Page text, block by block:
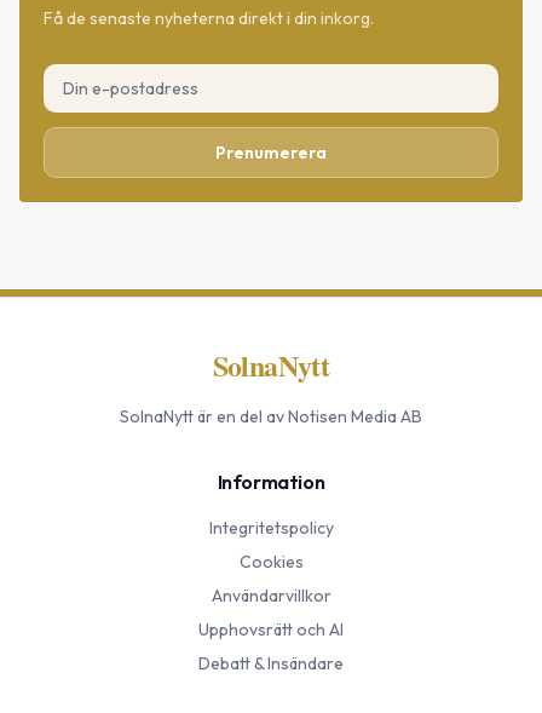
Få de senaste nyheterna direkt i din inkorg.
Prenumerera
SolnaNytt
SolnaNyttär en del av Notisen Media AB
Information
Integritetspolicy
Cookies
Användarvillkor
Upphovsrätt och AI
Debatt & Insändare